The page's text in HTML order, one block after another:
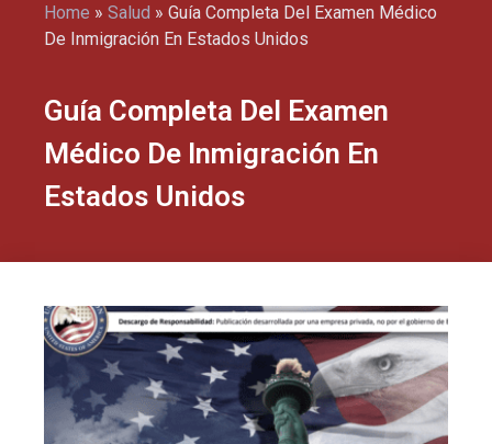
Home » Salud » Guía Completa Del Examen Médico
De Inmigración En Estados Unidos
Guía Completa Del Examen
Médico De Inmigración En
Estados Unidos